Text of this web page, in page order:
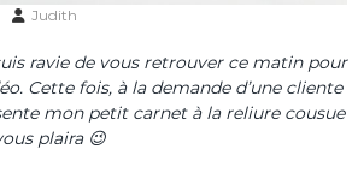
Judith
ravie de vous retrouver ce matin pour
Cette fois, à la demande d’une cliente
mon petit carnet à la reliure cousue
plaira 😉